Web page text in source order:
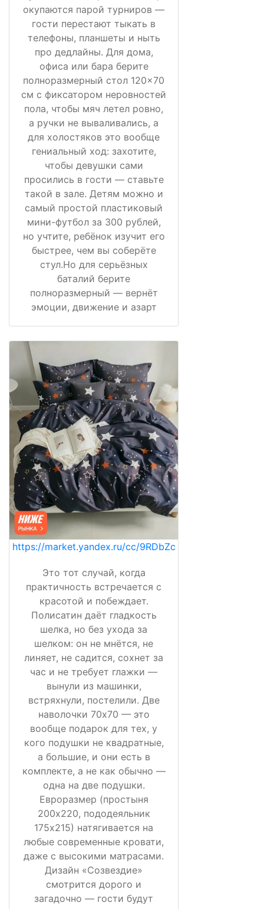
окупаются парой турниров —
гости перестают тыкать в
телефоны, планшеты и ныть
про дедлайны. Для дома,
офиса или бара берите
полноразмерный стол 120×70
см с фиксатором неровностей
пола, чтобы мяч летел ровно,
а ручки не вываливались, а
для холостяков это вообще
гениальный ход: захотите,
чтобы девушки сами
просились в гости — ставьте
такой в зале. Детям можно и
самый простой пластиковый
мини-футбол за 300 рублей,
но учтите, ребёнок изучит его
быстрее, чем вы соберёте
стул.Но для серьёзных
баталий берите
полноразмерный — вернёт
эмоции, движение и азарт
https://market.yandex.ru/cc/9RDbZc
Это тот случай, когда
практичность встречается с
красотой и побеждает.
Полисатин даёт гладкость
шелка, но без ухода за
шелком: он не мнётся, не
линяет, не садится, сохнет за
час и не требует глажки —
вынули из машинки,
встряхнули, постелили. Две
наволочки 70х70 — это
вообще подарок для тех, у
кого подушки не квадратные,
а большие, и они есть в
комплекте, а не как обычно —
одна на две подушки.
Евроразмер (простыня
200х220, пододеяльник
175х215) натягивается на
любые современные кровати,
даже с высокими матрасами.
Дизайн «Созвездие»
смотрится дорого и
загадочно — гости будут